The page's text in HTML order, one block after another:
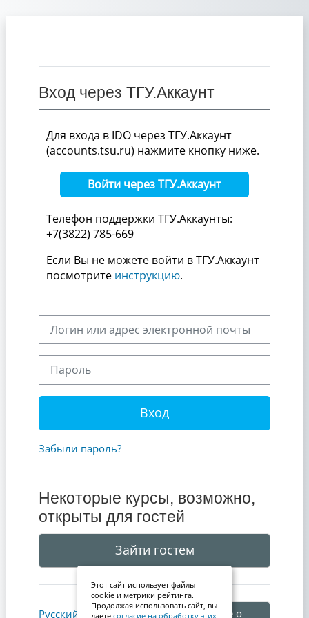
Вход через ТГУ.Аккаунт
Для входа в IDO через ТГУ.Аккаунт
(accounts.tsu.ru) нажмите кнопку ниже.
Войти через ТГУ.Аккаунт
Телефон поддержки ТГУ.Аккаунты:
+7(3822) 785-669
Если Вы не можете войти в ТГУ.Аккаунт
посмотрите инструкцию.
Вход
Забыли пароль?
Некоторые курсы, возможно,
открыты для гостей
Зайти гостем
Русский ‎(ru)‎ Уведомление о
Этот сайт использует файлы
cookie и метрики рейтинга.
Продолжая использовать сайт, вы
даете согласие на обработку этих